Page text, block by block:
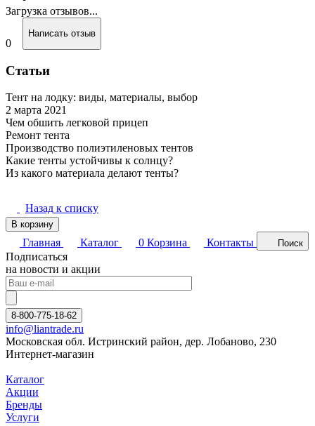
Загрузка отзывов...
0
Написать отзыв
Статьи
Тент на лодку: виды, материалы, выбор
2 марта 2021
Чем обшить легковой прицеп
Ремонт тента
Производство полиэтиленовых тентов
Какие тенты устойчивы к солнцу?
Из какого материала делают тенты?
Назад к списку
В корзину
Главная Каталог 0 Корзина Контакты Поиск
Подписаться
на новости и акции
8-800-775-18-62
info@liantrade.ru
Московская обл. Истринский район, дер. Лобаново, 230
Интернет-магазин
Каталог
Акции
Бренды
Услуги